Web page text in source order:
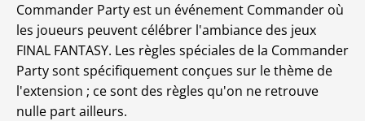
Commander Party est un événement Commander où
les joueurs peuvent célébrer l'ambiance des jeux
FINAL FANTASY. Les règles spéciales de la Commander
Party sont spécifiquement conçues sur le thème de
l'extension ; ce sont des règles qu'on ne retrouve
nulle part ailleurs.